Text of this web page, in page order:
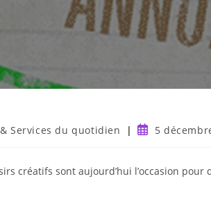
Services du quotidien 5
créatifs sont aujourd’hui l’occasion